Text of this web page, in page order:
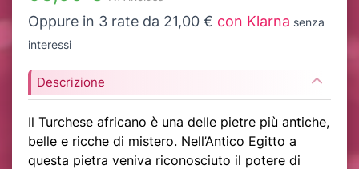
Oppure in 3 rate da 21,00 € con Klarna senza
interessi
Descrizione
Il Turchese africano è una delle pietre più antiche,
belle e ricche di mistero. Nell’Antico Egitto a
questa pietra veniva riconosciuto il potere di